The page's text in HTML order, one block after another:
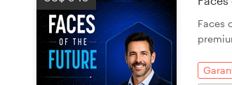
Faces
Design de logotipos
Cartão de visita
Design de site